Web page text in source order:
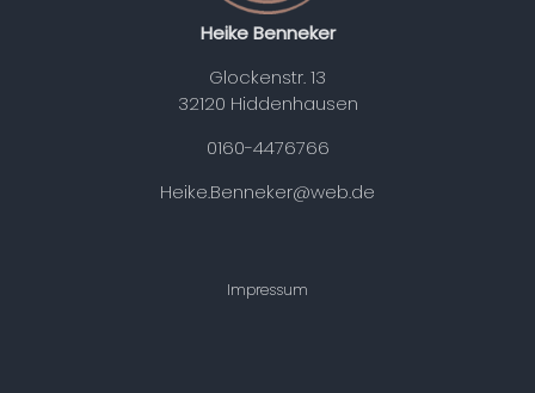
Heike Benneker
Glockenstr. 13
32120 Hiddenhausen
0160-4476766
Heike.Benneker@web.de
Impressum